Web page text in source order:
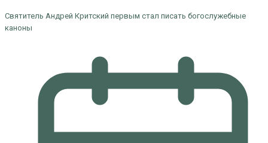
Святитель Андрей Критский первым стал писать богослужебные
каноны